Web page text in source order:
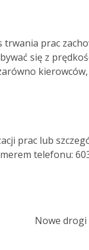
prac
się z
prac lub
telefonu:
Nowe drogi